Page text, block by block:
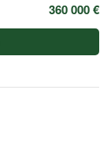
360 000 €